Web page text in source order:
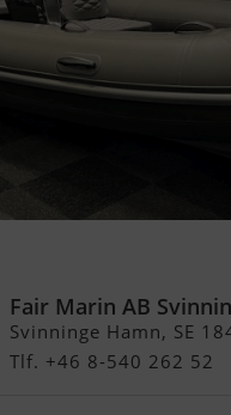
Fair Marin AB
Svinninge Hamn, SE
Tlf. +46 8-540 262 52